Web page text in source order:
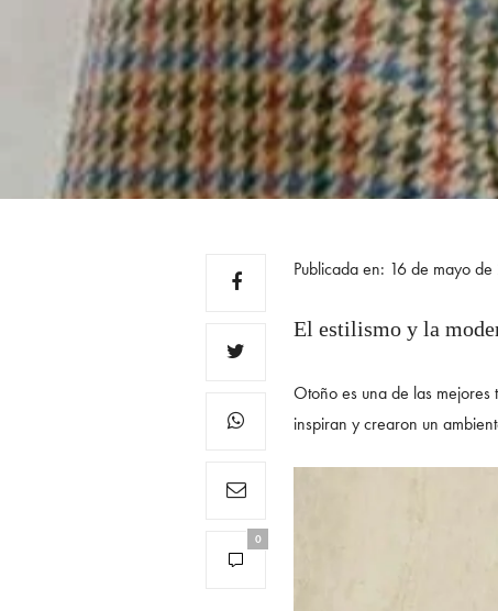
0
Publicada en: 16 de mayo
El estilismo y la
Otoño es una de las mejores
inspiran y crearon un